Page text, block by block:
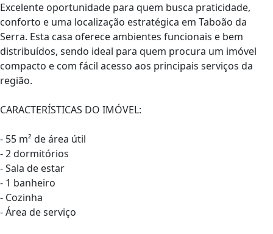
Excelente oportunidade para quem busca praticidade,
conforto e uma localização estratégica em Taboão da
Serra. Esta casa oferece ambientes funcionais e bem
distribuídos, sendo ideal para quem procura um imóvel
compacto e com fácil acesso aos principais serviços da
região.
CARACTERÍSTICAS DO IMÓVEL:
- 55 m² de área útil
- 2 dormitórios
- Sala de estar
- 1 banheiro
- Cozinha
- Área de serviço